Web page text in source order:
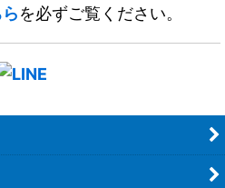
を必ずご覧ください。